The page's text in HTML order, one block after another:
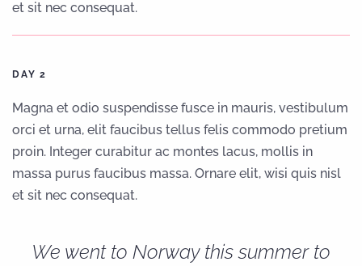
et sit nec consequat.
DAY 2
Magna et odio suspendisse fusce in mauris, vestibulum
orci et urna, elit faucibus tellus felis commodo pretium
proin. Integer curabitur ac montes lacus, mollis in
massa purus faucibus massa. Ornare elit, wisi quis nisl
et sit nec consequat.
We went to Norway this summer to